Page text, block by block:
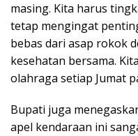
masing. Kita harus
tetap mengingat
bebas dari asap rokok
kesehatan bersama.
olahraga setiap Jumat
Bupati juga
apel kendaraan ini